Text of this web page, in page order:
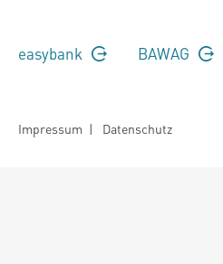
easybank BAWAG
Impressum | Datenschutz